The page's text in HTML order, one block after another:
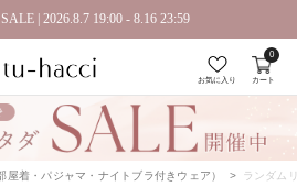
| 2026.8.7 19:00 - 8.16 23:59
ぐ使えるポイントプレゼント！
お気に入り カート
0
屋着・パジャマ・ナイトブラ付きウェア） ランダム